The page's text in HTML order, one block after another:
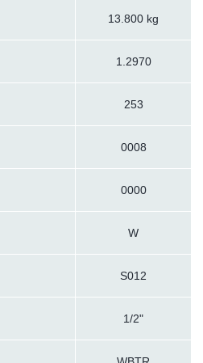
13.800 kg
1.2970
253
0008
0000
W
S012
1/2"